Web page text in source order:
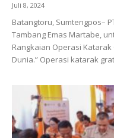
Juli 8, 2024
Batangtoru, Sumtengpos–
Tambang Emas Martabe,
Rangkaian Operasi
Dunia.” Operasi katarak